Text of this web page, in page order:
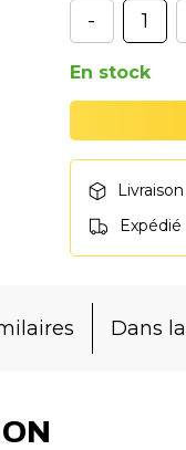
-
En stock
Dans